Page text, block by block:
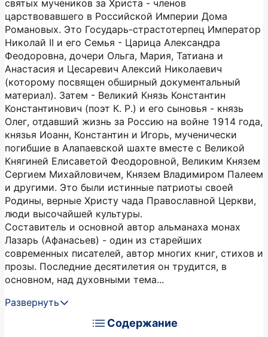
святых мучеников за Христа - членов
царствовавшего в Российской Империи Дома
Романовых. Это Государь-страстотерпец Император
Николай II и его Семья - Царица Александра
Феодоровна, дочери Ольга, Мария, Татиана и
Анастасия и Цесаревич Алексий Николаевич
(которому посвящен обширный документальный
материал). Затем - Великий Князь Константин
Константинович (поэт К. Р.) и его сыновья - князь
Олег, отдавший жизнь за Россию на войне 1914 года,
князья Иоанн, Константин и Игорь, мученически
погибшие в Алапаевской шахте вместе с Великой
Княгиней Елисаветой Феодоровной, Великим Князем
Сергием Михайловичем, Князем Владимиром Палеем
и другими. Это были истинные патриоты своей
Родины, верные Христу чада Православной Церкви,
люди высочайшей культуры.
Составитель и основной автор альманаха монах
Лазарь (Афанасьев) - один из старейших
современных писателей, автор многих книг, стихов и
прозы. Последние десятилетия он трудится, в
основном, над духовными тема...
Развернуть
Содержание